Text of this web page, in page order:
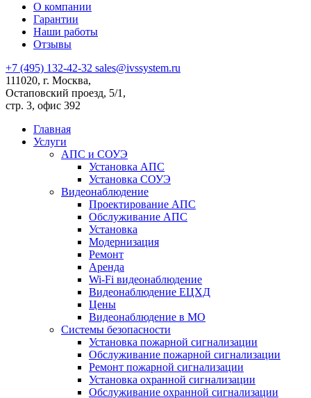
О компании
Гарантии
Наши работы
Отзывы
+7 (495) 132-42-32 sales@ivssystem.ru
111020, г. Москва,
Остаповский проезд, 5/1,
стр. 3, офис 392
Главная
Услуги
АПС и СОУЭ
Установка АПС
Установка СОУЭ
Видеонаблюдение
Проектирование АПС
Обслуживание АПС
Установка
Модернизация
Ремонт
Аренда
Wi-Fi видеонаблюдение
Видеонаблюдение ЕЦХД
Цены
Видеонаблюдение в МО
Системы безопасности
Установка пожарной сигнализации
Обслуживание пожарной сигнализации
Ремонт пожарной сигнализации
Установка охранной сигнализации
Обслуживание охранной сигнализации